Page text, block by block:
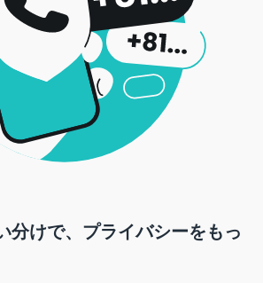
分けで、プライバシーをもっ